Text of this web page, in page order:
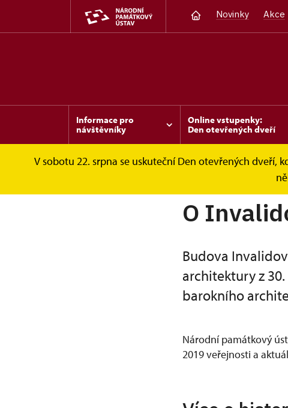
Novinky Akce
Informace pro
návštěvníky
Online vstupenky:
Den otevřených dveří
V sobotu 22. srpna se uskuteční Den otevřených dveří,
Invalidovna O Invalidovně
O
Budova
architektury z
barokního
Národní památkový
2019 veřejnosti a